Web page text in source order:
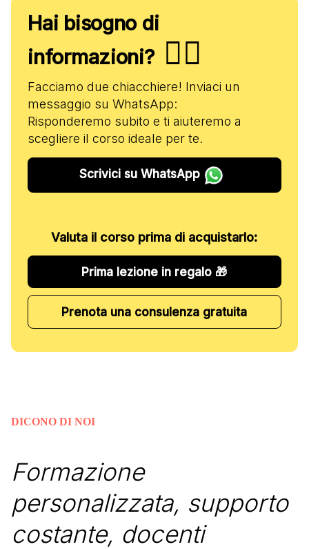
Hai bisogno di
informazioni? ✋🏻
Facciamo due chiacchiere! Inviaci un
messaggio su WhatsApp:
Risponderemo subito e ti aiuteremo a
scegliere il corso ideale per te.
Scrivici su WhatsApp
Valuta il corso prima di acquistarlo:
Prima lezione in regalo 🎁
Prenota una consulenza gratuita
DICONO DI NOI
Formazione
personalizzata, supporto
costante, docenti